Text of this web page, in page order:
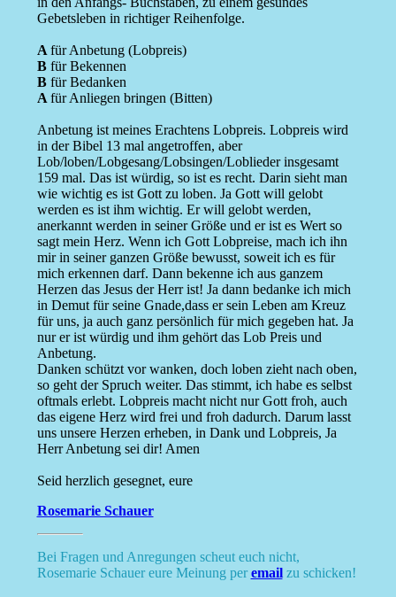
Gebetsleben in richtiger Reihenfolge.
A für Anbetung (Lobpreis)
B für Bekennen
B für Bedanken
A für Anliegen bringen (Bitten)
Anbetung ist meines Erachtens Lobpreis. Lobpreis wird
in der Bibel 13 mal angetroffen, aber
Lob/loben/Lobgesang/Lobsingen/Loblieder insgesamt
159 mal. Das ist würdig, so ist es recht. Darin sieht man
wie wichtig es ist Gott zu loben. Ja Gott will gelobt
werden es ist ihm wichtig. Er will gelobt werden,
anerkannt werden in seiner Größe und er ist es Wert so
sagt mein Herz. Wenn ich Gott Lobpreise, mach ich ihn
mir in seiner ganzen Größe bewusst, soweit ich es für
mich erkennen darf. Dann bekenne ich aus ganzem
Herzen das Jesus der Herr ist! Ja dann bedanke ich mich
in Demut für seine Gnade,dass er sein Leben am Kreuz
für uns, ja auch ganz persönlich für mich gegeben hat. Ja
nur er ist würdig und ihm gehört das Lob Preis und
Anbetung.
Danken schützt vor wanken, doch loben zieht nach oben,
so geht der Spruch weiter. Das stimmt, ich habe es selbst
oftmals erlebt. Lobpreis macht nicht nur Gott froh, auch
das eigene Herz wird frei und froh dadurch. Darum lasst
uns unsere Herzen erheben, in Dank und Lobpreis, Ja
Herr Anbetung sei dir! Amen
Seid herzlich gesegnet, eure
Rosemarie Schauer
Bei Fragen und Anregungen scheut euch nicht,
Rosemarie Schauer eure Meinung peremailzu schicken!